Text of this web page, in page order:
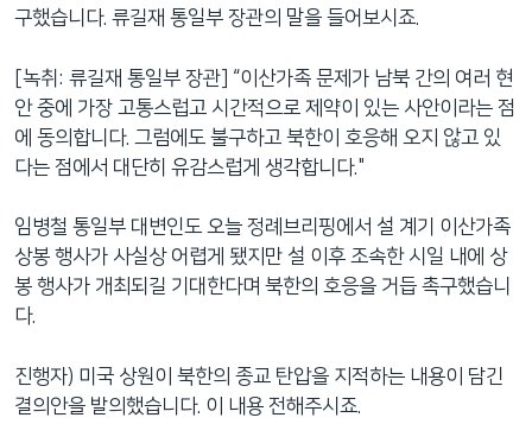
구했습니다. 류길재 통일부 장관의 말을 들어보시죠.
[녹취: 류길재 통일부 장관] “이산가족 문제가 남북 간의 여러 현
안 중에 가장 고통스럽고 시간적으로 제약이 있는 사안이라는 점
에 동의합니다. 그럼에도 불구하고 북한이 호응해 오지 않고 있
다는 점에서 대단히 유감스럽게 생각합니다."
임병철 통일부 대변인도 오늘 정례브리핑에서 설 계기 이산가족
상봉 행사가 사실상 어렵게 됐지만 설 이후 조속한 시일 내에 상
봉 행사가 개최되길 기대한다며 북한의 호응을 거듭 촉구했습니
다.
진행자) 미국 상원이 북한의 종교 탄압을 지적하는 내용이 담긴
결의안을 발의했습니다. 이 내용 전해주시죠.